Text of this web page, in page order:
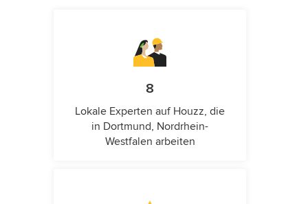
8
Lokale Experten auf Houzz, die
in Dortmund, Nordrhein-
Westfalen arbeiten